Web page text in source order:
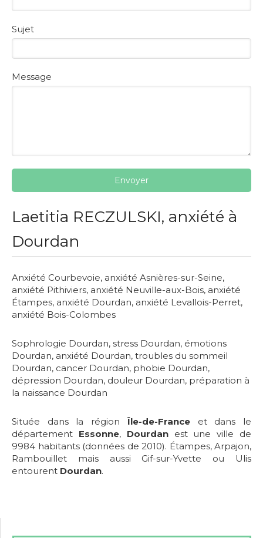
Sujet
Message
Envoyer
Laetitia RECZULSKI, anxiété à
Dourdan
Anxiété Courbevoie, anxiété Asnières-sur-Seine,
anxiété Pithiviers, anxiété Neuville-aux-Bois, anxiété
Étampes, anxiété Dourdan, anxiété Levallois-Perret,
anxiété Bois-Colombes
Sophrologie Dourdan, stress Dourdan, émotions
Dourdan, anxiété Dourdan, troubles du sommeil
Dourdan, cancer Dourdan, phobie Dourdan,
dépression Dourdan, douleur Dourdan, préparation à
la naissance Dourdan
Située dans la régionÎle-de-Franceet dans le
département Essonne, Dourdanest une ville de
9984 habitants (données de 2010). Étampes, Arpajon,
Rambouillet mais aussi Gif-sur-Yvette ou Ulis
entourent Dourdan.